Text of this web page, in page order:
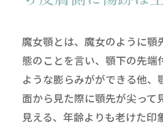
魔女顎とは、魔女のように顎
態のことを言い、顎下の先端
ような膨らみがができる他、
面から見た際に顎先が尖って
見える、年齢よりも老けた印